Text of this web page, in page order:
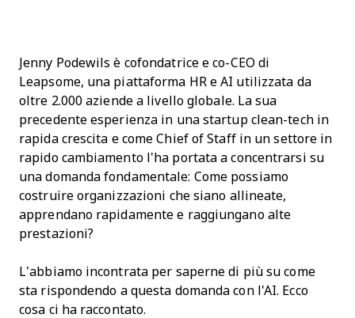
Jenny Podewils è cofondatrice e co-CEO di
Leapsome, una piattaforma HR e AI utilizzata da
oltre 2.000 aziende a livello globale. La sua
precedente esperienza in una startup clean-tech in
rapida crescita e come Chief of Staff in un settore in
rapido cambiamento l'ha portata a concentrarsi su
una domanda fondamentale: Come possiamo
costruire organizzazioni che siano allineate,
apprendano rapidamente e raggiungano alte
prestazioni?
L’abbiamo incontrata per saperne di più su come
sta rispondendo a questa domanda con l'AI. Ecco
cosa ci ha raccontato.